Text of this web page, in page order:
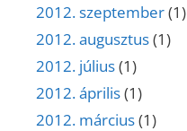
2012. szeptember(1)
2012. augusztus(1)
2012. július(1)
2012. április(1)
2012. március(1)